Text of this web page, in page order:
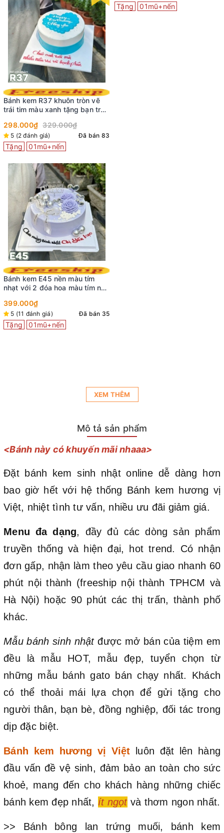
Bánh kem R37 khuôn tròn vẽ
trái tim màu xanh tặng bạn trai
298.000₫ 329.000₫
5 (2 đánh giá) Đã bán 83
Tặng 01mũ+nến
Bánh kem E45 nền màu tím
nhạt với 2 đóa hoa màu tím nở
399.000₫
5 (11 đánh giá) Đã bán 35
Tặng 01mũ+nến
Tặng 01mũ+nến
XEM THÊM
Mô tả sản phẩm
<Bánh này có khuyến mãi nhaaa>
Đặt bánh kem sinh nhật online dễ dàng hơn
bao giờ hết với hệ thống Bánh kem hương vị
Việt, nhiệt tình tư vấn, nhiều ưu đãi giảm giá.
Menu đa dạng, đầy đủ các dòng sản phẩm
truyền thống và hiện đại, hot trend. Có nhận
đơn gấp, nhận làm theo yêu cầu giao nhanh 60
phút nội thành (freeship nội thành TPHCM và
Hà Nội) hoặc 90 phút các thị trấn, thành phố
khác.
Mẫu bánh sinh nhậtđược mở bán của tiệm em
đều là mẫu HOT, mẫu đẹp, tuyển chọn từ
những mẫu bánh gato bán chạy nhất. Khách
có thể thoải mái lựa chọn để gửi tặng cho
người thân, bạn bè, đồng nghiệp, đối tác trong
dịp đặc biệt.
Bánh kem hương vị Việt luôn đặt lên hàng
đầu vấn đề vệ sinh, đảm bảo an toàn cho sức
khoẻ, mang đến cho khách hàng những chiếc
bánh kem đẹp nhất, ít ngọt và thơm ngon nhất.
>> Bánh bông lan trứng muối, bánh kem